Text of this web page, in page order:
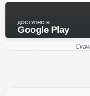
ДОСТУПНО В
Google Play